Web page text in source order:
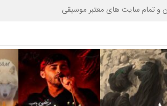
تمام سایت های معتبر موسیقی